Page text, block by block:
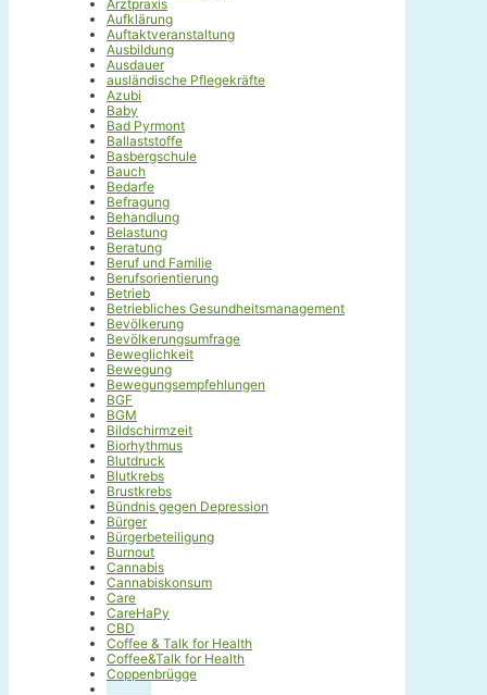
Arztpraxis
Aufklärung
Auftaktveranstaltung
Ausbildung
Ausdauer
ausländische Pflegekräfte
Azubi
Baby
Bad Pyrmont
Ballaststoffe
Basbergschule
Bauch
Bedarfe
Befragung
Behandlung
Belastung
Beratung
Beruf und Familie
Berufsorientierung
Betrieb
Betriebliches Gesundheitsmanagement
Bevölkerung
Bevölkerungsumfrage
Beweglichkeit
Bewegung
Bewegungsempfehlungen
BGF
BGM
Bildschirmzeit
Biorhythmus
Blutdruck
Blutkrebs
Brustkrebs
Bündnis gegen Depression
Bürger
Bürgerbeteiligung
Burnout
Cannabis
Cannabiskonsum
Care
CareHaPy
CBD
Coffee & Talk for Health
Coffee&Talk for Health
Coppenbrügge